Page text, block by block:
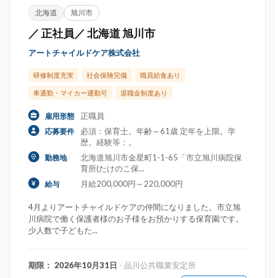
北海道 旭川市
／ 正社員／ 北海道 旭川市
アートチャイルドケア株式会社
研修制度充実 社会保険完備 職員給食あり
車通勤・マイカー通勤可 退職金制度あり
雇用形態 正職員
応募要件
必須：保育士。年齢～61歳 定年を上限。学
歴。経験等：。
勤務地
北海道旭川市金星町1-1-65「市立旭川病院保
育所(たけのこ保...
給与 月給200,000円～220,000円
4月よりアートチャイルドケアの仲間になりました。市立旭
川病院で働く保護者様のお子様をお預かりする保育園です。
少人数で子どもた...
期限： 2026年10月31日 - 品川公共職業安定所